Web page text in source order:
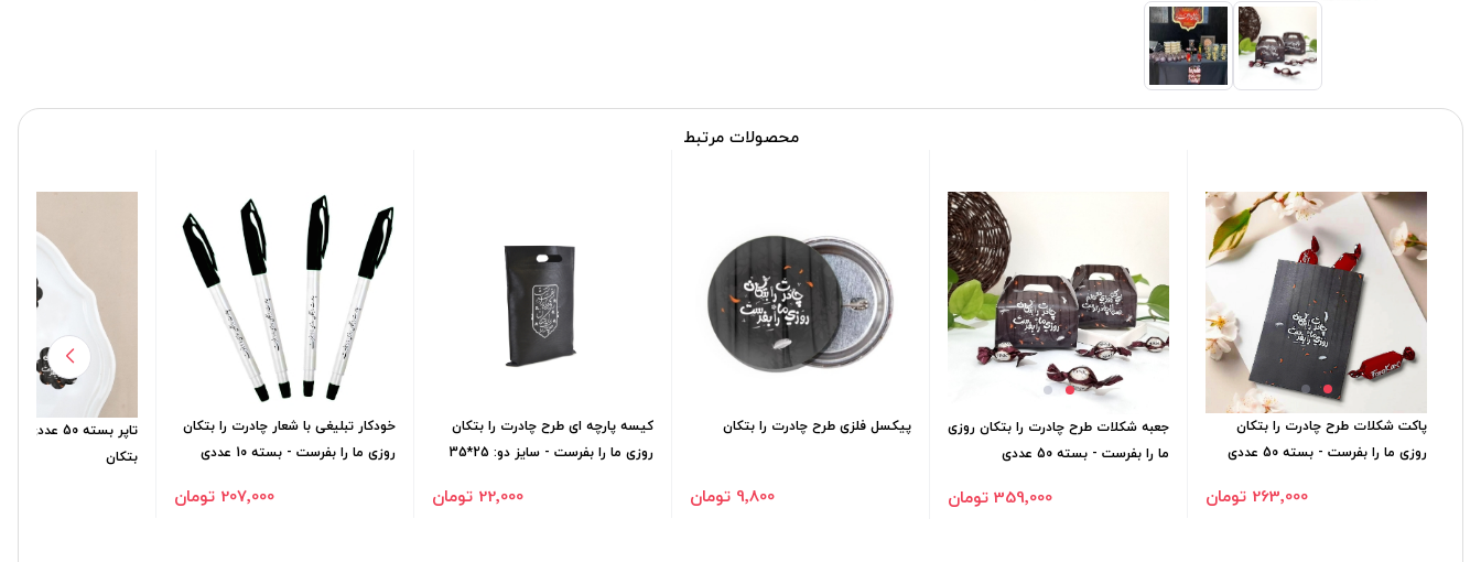
محصولات مرتبط
پاکت شکلات طرح چادرت را بتکان
روزی ما را بفرست - بسته 50 عددی
263٬000 تومان
جعبه شکلات طرح چادرت را بتکان روزی
ما را بفرست - بسته 50 عددی
359٬000 تومان
پیکسل فلزی طرح چادرت را بتکان
9٬800 تومان
کیسه پارچه ای طرح چادرت را بتکان
روزی ما را بفرست - سایز دو: 25*35
22٬000 تومان
خودکار تبلیغی با شعار چادرت را بتکان
روزی ما را بفرست - بسته 10 عددی
207٬000 تومان
تاپر بسته 50
بتکان